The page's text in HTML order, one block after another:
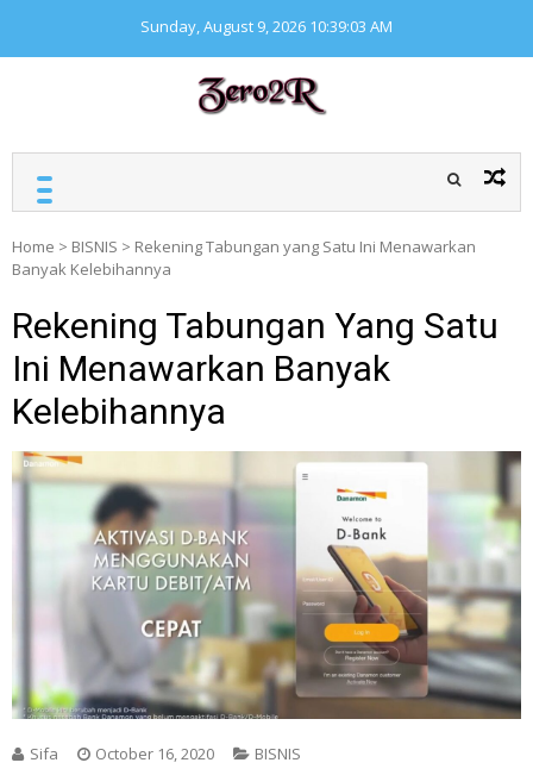
content
Sunday, August 9, 2026 10:39:04 AM
Home > BISNIS > Rekening Tabungan yang Satu Ini Menawarkan
Banyak Kelebihannya
Rekening Tabungan Yang Satu
Ini Menawarkan Banyak
Kelebihannya
Sifa October 16, 2020 BISNIS